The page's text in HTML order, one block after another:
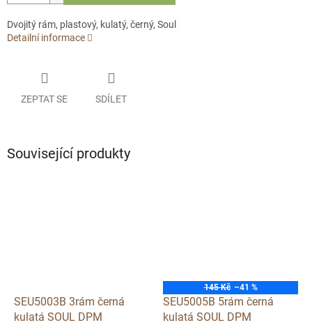
Dvojitý rám, plastový, kulatý, černý, Soul
Detailní informace
ZEPTAT SE SDÍLET
Související produkty
SEU5003B 3rám černá
kulatá SOUL DPM
145 Kč –41 %
SEU5005B 5rám černá
kulatá SOUL DPM